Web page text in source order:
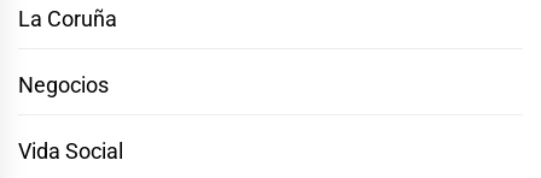
La Coruña
Negocios
Vida Social